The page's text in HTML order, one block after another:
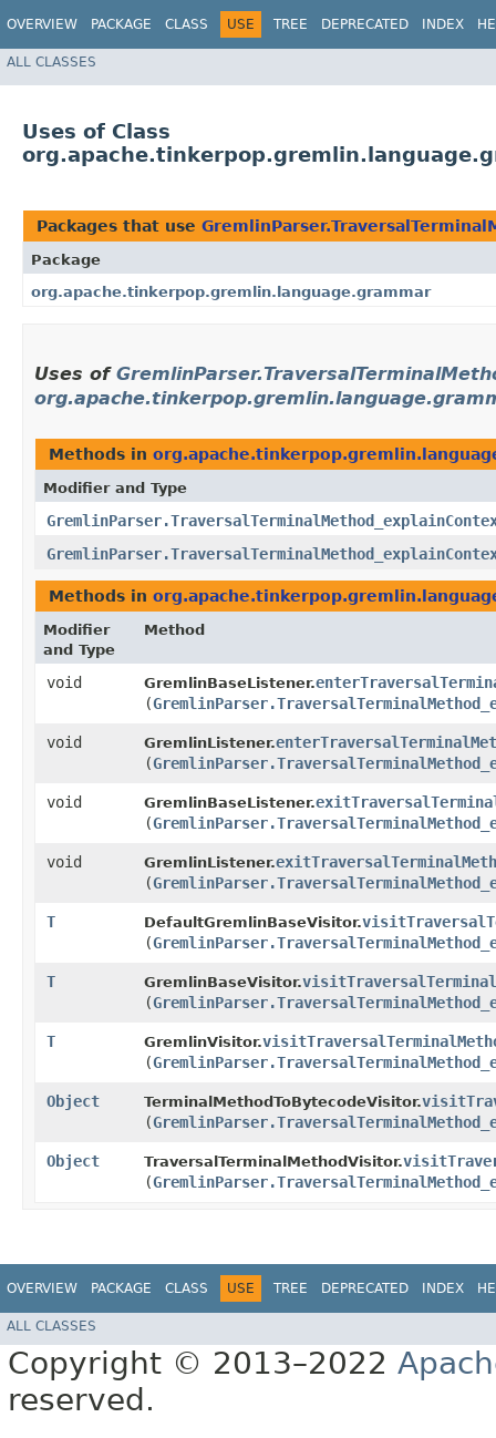
OVERVIEW PACKAGE CLASS USE TREE DEPRECATED INDEX
ALL CLASSES
Uses of Class
Packages that use
Package
org.apache.tinkerpop.gremlin.language.grammar
Uses of
Methods in
Modifier and Type
Methods in
Modifier
and Type
Method
void GremlinBaseListener.
(
void GremlinListener.
(
void GremlinBaseListener.
(
void GremlinListener.
(
T DefaultGremlinBaseVisitor.
(
T GremlinBaseVisitor.
(
T GremlinVisitor.
(
Object TerminalMethodToBytecodeVisitor.
(
Object TraversalTerminalMethodVisitor.
(
OVERVIEW PACKAGE CLASS USE TREE DEPRECATED INDEX
ALL CLASSES
Copyright © 2013–2022
reserved.